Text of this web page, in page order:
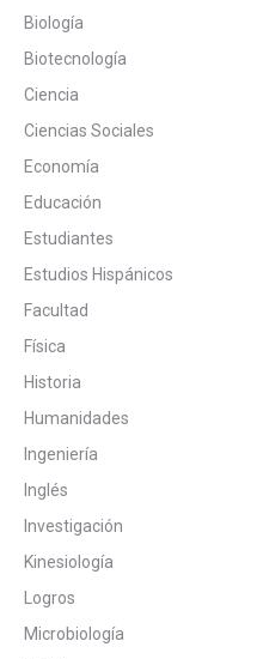
Biología
Biotecnología
Ciencia
Ciencias Sociales
Economía
Educación
Estudiantes
Estudios Hispánicos
Facultad
Física
Historia
Humanidades
Ingeniería
Inglés
Investigación
Kinesiología
Logros
Microbiología